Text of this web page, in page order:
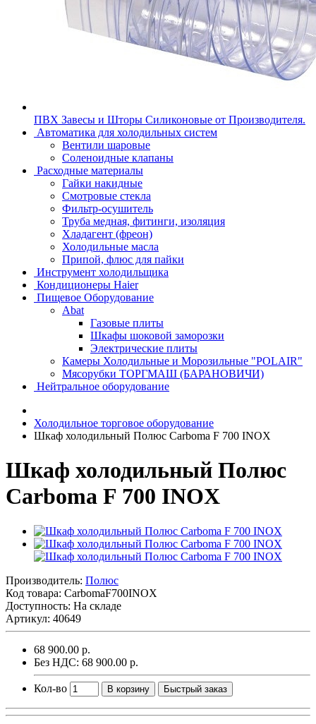
ПВХ Завесы и Шторы Силиконовые от Производителя.
Автоматика для холодильных систем
Вентили шаровые
Соленоидные клапаны
Расходные материалы
Гайки накидные
Смотровые стекла
Фильтр-осушитель
Труба медная, фитинги, изоляция
Хладагент (фреон)
Холодильные масла
Припой, флюс для пайки
Инструмент холодильщика
Кондиционеры Haier
Пищевое Оборудование
Abat
Газовые плиты
Шкафы шоковой заморозки
Электрические плиты
Камеры Холодильные и Морозильные "POLAIR"
Мясорубки ТОРГМАШ (БАРАНОВИЧИ)
Нейтральное оборудование
Холодильное торговое оборудование
Шкаф холодильный Полюс Carboma F 700 INOX
Шкаф холодильный Полюс
Carboma F 700 INOX
Производитель: Полюс
Код товара: CarbomaF700INOX
Доступность: На складе
Артикул: 40649
68 900.00 р.
Без НДС: 68 900.00 р.
Кол-во В корзину Быстрый заказ